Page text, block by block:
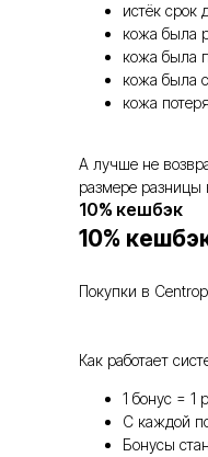
истёк срок
кожа была
кожа была
кожа была
кожа
А лучше не
размере разницы
10% кешбэк
10%
Покупки в
Как работает
1 бонус = 1
С каждой
Бонусы